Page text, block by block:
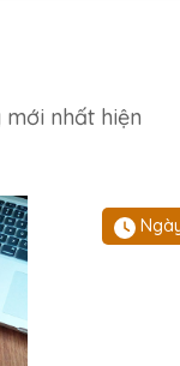
nhất hiện